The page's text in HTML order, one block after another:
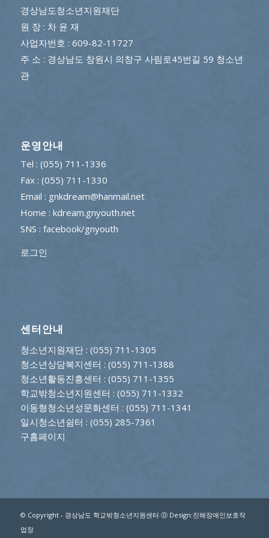
경상남도청소년지원재단
원 장 : 차 윤 재
사업자번호 : 609-82-11727
주 소 : 경상남도 창원시 의창구 사림로45번길 59 청소년
관
운영안내
Tel : (055) 711-1336
Fax : (055) 711-1330
Email : gnkdream@hanmail.net
Home : kdream.gnyouth.net
SNS : facebook/gnyouth
로그인
센터안내
청소년지원재단: (055) 711-1305
청소년상담복지센터 : (055) 711-1388
청소년활동진흥센터 : (055) 711-1355
학교밖청소년지원센터 : (055) 711-1332
이동형청소년성문화센터 : (055) 711-1341
일시청소년쉼터 : (055) 285-7361
구홈페이지
© Copyright - 경상남도 학교밖청소년지원센터 Ⓓ Design:진해장애인보호작
업장